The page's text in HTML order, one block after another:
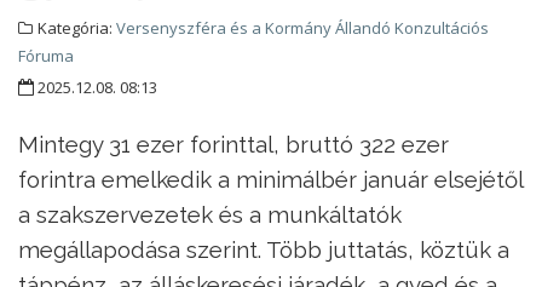
Kategória: Versenyszféra és a Kormány Állandó Konzultációs
Fóruma
2025.12.08. 08:13
Mintegy 31 ezer forinttal, bruttó 322 ezer
forintra emelkedik a minimálbér január elsejétől
a szakszervezetek és a munkáltatók
megállapodása szerint. Több juttatás, köztük a